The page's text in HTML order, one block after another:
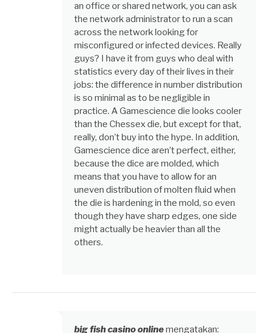
an office or shared network, you can ask
the network administrator to run a scan
across the network looking for
misconfigured or infected devices. Really
guys? I have it from guys who deal with
statistics every day of their lives in their
jobs: the difference in number distribution
is so minimal as to be negligible in
practice. A Gamescience die looks cooler
than the Chessex die, but except for that,
really, don’t buy into the hype. In addition,
Gamescience dice aren’t perfect, either,
because the dice are molded, which
means that you have to allow for an
uneven distribution of molten fluid when
the die is hardening in the mold, so even
though they have sharp edges, one side
might actually be heavier than all the
others.
big fish casino onlinemengatakan: